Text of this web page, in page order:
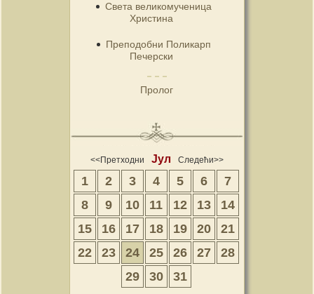
Света великомученица
Христина
Преподобни Поликарп
Печерски
Пролог
<<Претходни Јул Следећи>>
1 2 3 4 5 6
7
8
9 10 11 12 13
14
15
16 17 18 19 20
21
22
23 24 25 26 27
28
29
30 31